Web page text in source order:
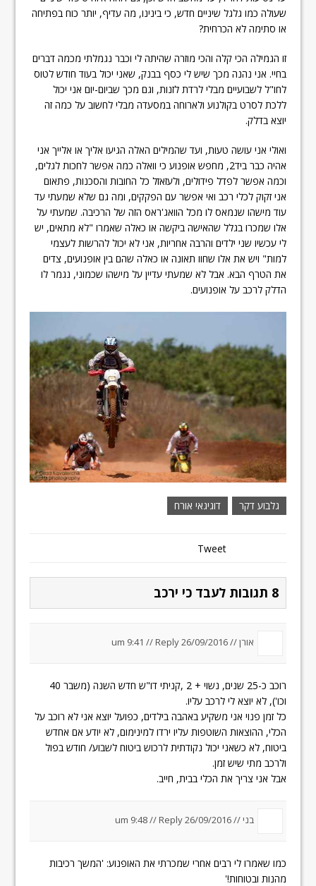
שעולה כמו גלגל שיניים חדש, כי בינינו, מה עדיף, יותר כוח בפתיחה
או סתימה לא הכרחית?
זו הגמילה הכי קלה והכי מוזרה שהיתה לי וכבר נגמלתי מכמה דברים
בחיי. אני נהנה מכך שיש לי כסף בבנק, שאני יכול בעוד חודש לטוס
לחו"ל לשבועיים מבלי לרדת לזנות, וגם מכך שביום-יום אני יכול
ללכת לסרט בקולנוע ולארוחה במסעדה מבלי לחשוב על כמה זה
יוצא בדלק.
ואולי אני עושה טעות, ועד שהמילים האלה הגיעו אליך או אלייך אני
אהיה כבר ביד2, מחפש אופנוע כי וואלה כמה אפשר לחכות לגלים,
וכמה אפשר לפדל פידולים, ולעזאזל כל החובות והסכנות, פתאום
אני זקוק לכלי רכב ואי אפשר עם הפקקים, ומה גם שלא שמעתי עד
עוד מישהו שנמאס לו מכל הוואג'ראס הזה של הרכיבה. שמעתי על
אלו שמכרו בגלל שהאישה ביקשה או כאלה שאמרו "לא מתאים, יש
לי עכשיו שני ילדים והרבה אחריות, אני לא יכול להרשות לעצמי
למות" ויש את אלו שחוו תאונה או כאלה שהם בין אופנועים, צדים
את הטרף הבא. אבל לא שמעתי עדיין על מישהו שכמוני, נגמר לו
הדלק לרכב על אופנועים.
גלבוע דקר דוגיגאי אורח
Tweet
8 תגובות לעבד כי ירכב
אורן//
26/09/2016 um 9:41
//Reply
רוכב כ-25 שנים, נשוי + 2 ,קניתי דו"ש חדש השנה (משבר 40
וכו'), לא יוצא לי לרכב עליו.
כל זמן פנוי אני משקיע באהבה בילדים, כפועל יוצא אני לא רוכב על
הכלי, ההוצאות השוטפות עליו ירדו למינימום, לא יודע אם אחדש
ביטוח, לא כשאני יכול נקודתית לרכוש ביטוח לשבוע/ חודש בפול
ולרכב מתי שיש זמן.
אבל אני צריך את הכלי בבית, חייב.
בני //26/09/2016 um 9:48
//Reply
כמו שאמרו לי רבים אחרי שמכרתי את האופנוע: 'המשך רכיבות
מהנות ובטוחות!'